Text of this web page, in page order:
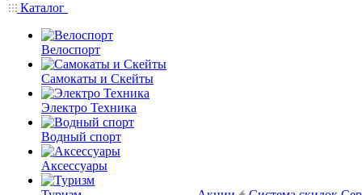
Каталог
Велоспорт
Самокаты и Скейты
Электро Техника
Водный спорт
Аксессуары